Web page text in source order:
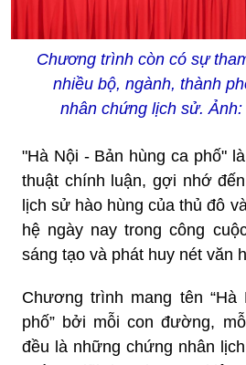
Chương trình còn có sự
nhiều bộ, ngành, thành
nhân chứng lịch sử.
"Hà Nội - Bản hùng ca phố"
thuật chính luận, gợi nhớ
lịch sử hào hùng của thủ đô
hệ ngày nay trong công
sáng tạo và phát huy nét văn
Chương trình mang tên
phố” bởi mỗi con đường,
đều là những chứng nhân